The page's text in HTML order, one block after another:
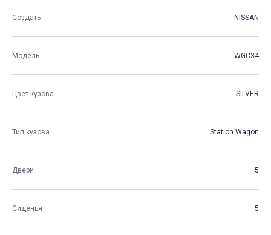
Создать NISSAN
Модель WGC34
Цвет кузова SILVER
Тип кузова Station Wagon
Двери 5
Сиденья 5